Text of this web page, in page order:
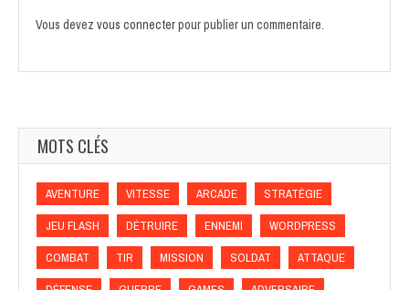
Vous devez vous connecterpour publier un commentaire.
MOTS CLÉS
AVENTURE VITESSE ARCADE STRATÉGIE
JEU FLASH DÉTRUIRE ENNEMI WORDPRESS
COMBAT TIR MISSION SOLDAT ATTAQUE